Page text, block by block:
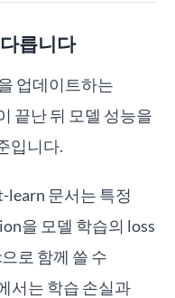
릅니다
업데이트하는
끝난 뒤 모델 성능을
입니다.
learn 문서는 특정
을 모델 학습의 loss
로 함께 쓸 수
서는 학습 손실과